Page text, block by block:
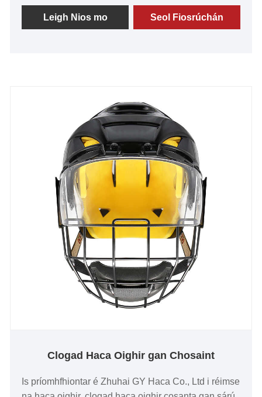
ardmheas ar ár gclogaid imreoir haca oiriúnach
uilíoch. Tá cáil orthu as a luach gan sárú, a
agus thar lear. Táimid ag tnúth leis an
bhféidearthacht comhpháirtíocht fhadtéarmach agus
comhthairbheach a thógáil leat sa todhchaí.
Leigh Nios mo Seol Fiosrúchán
Clogad Haca Oighir gan Chosaint
Is príomhfhiontar é Zhuhai GY Haca Co., Ltd i réimse